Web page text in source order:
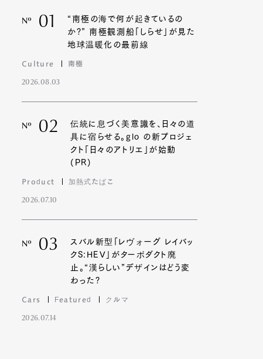
Nº 01
“南極の海で何が起きているの
か?” 南極観測船「しらせ」が見た
地球温暖化の最前線
Culture 南極
2026.08.03
Nº 02
伝統に息づく美意識を、日々の道
具に宿らせる。glo の新プロジェ
クト「日々のアトリエ」が始動
(PR)
Product 加熱式たばこ
2026.07.10
Nº 03
スバル新型「レヴォーグ レイバッ
クS:HEV」がターボダクト廃
止。“漢らしい”デザインはどう変
わった?
Cars Featured クルマ
2026.07.14